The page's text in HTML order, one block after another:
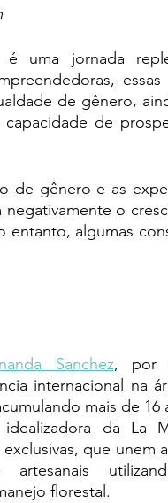
é uma jornada
essas
de gênero,
de
de gênero e as
o
algumas
Sanchez, por
internacional na
mais de 16
da La
que unem
florestal.